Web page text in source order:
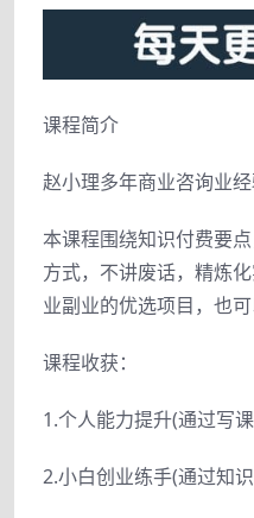
课程简介
赵小理多年商业咨询业
本课程围绕知识付费要
方式，不讲废话，精炼
业副业的优选项目，也
课程收获：
1.个人能力提升(通过写
2.小白创业练手(通过知